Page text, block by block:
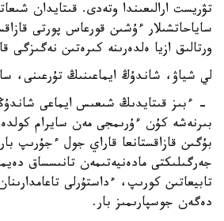
تۋريست ارالىعىندا وتەدى. قىتايدان
ساياحاتشىلار ءۇشىن قورعاس پورتى
ورتالىق ازيا ەلدەرىنە كىرەتىن نەگىزگى
لي شياۋ، شاندۇڭ ايماعىنىڭ تۇرعىنى،
- ءبىز قىتايدىڭ شىعىس ايماعى
بىرنەشە كۇن ءۇرىمجى مەن سايرام
بۇگىن قازاقستانعا قاراي جول ءجۇرىپ
جەرگىلىكتى مادەنيەتىمەن تانىسساق
تابيعاتىن كورىپ، ءداستۇرلى
دەگەن جوسپارىمىز بار.